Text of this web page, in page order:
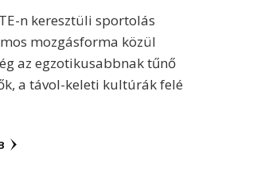
n keresztüli sportolás
mozgásforma közül
az egzotikusabbnak tűnő
a távol-keleti kultúrák felé